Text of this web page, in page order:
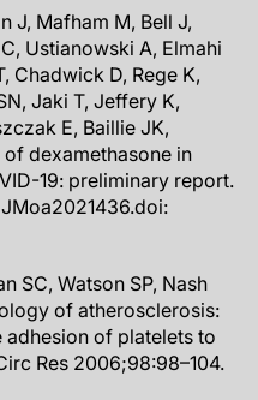
J, Mafham M, Bell J,
Ustianowski A, Elmahi
Chadwick D, Rege K,
Jaki T, Jeffery K,
E, Baillie JK,
of dexamethasone in
19: preliminary report.
SC, Watson SP, Nash
of atherosclerosis:
of platelets to
Res 2006;98:98–104.